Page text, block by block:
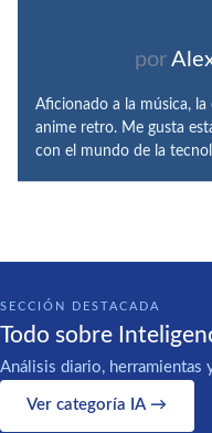
por
Aficionado a la música, la
anime retro. Me gusta
con el mundo de la
SECCIÓN DESTACADA
Todo sobre
Análisis diario,
Ver categoría IA →